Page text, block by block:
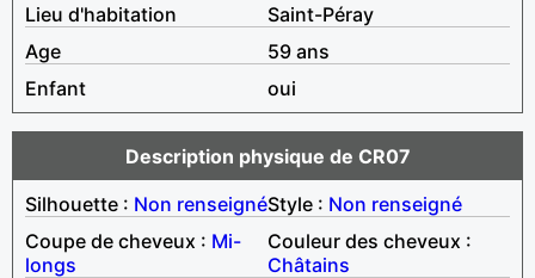
Lieu d'habitation
Saint-Péray
Age
59 ans
Enfant
oui
Description physique de CR07
Silhouette : Non renseignéStyle : Non renseigné
Coupe de cheveux : Mi-
longs
Couleur des cheveux :
Châtains